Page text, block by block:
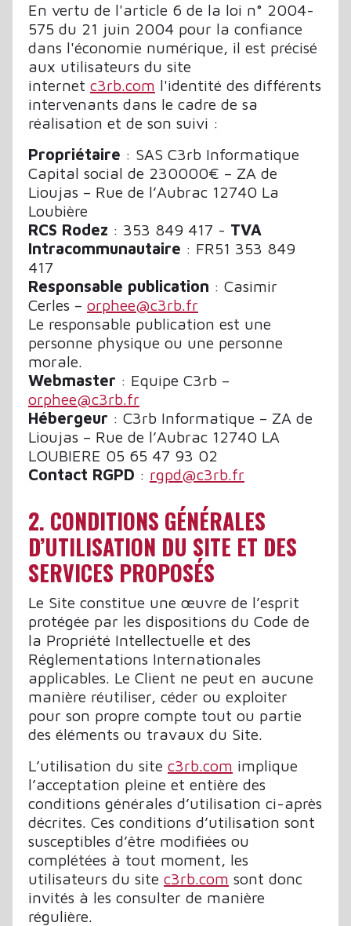
En vertu de l'article 6 de la loi n° 2004-
575 du 21 juin 2004 pour la confiance
dans l'économie numérique, il est précisé
aux utilisateurs du site
internet c3rb.com l'identité des différents
intervenants dans le cadre de sa
réalisation et de son suivi :
Propriétaire : SAS C3rb Informatique
Capital social de 230000€ – ZA de
Lioujas – Rue de l’Aubrac 12740 La
Loubière
RCS Rodez : 353 849 417 - TVA
Intracommunautaire : FR51 353 849
417
Responsable publication : Casimir
Cerles – orphee@c3rb.fr
Le responsable publication est une
personne physique ou une personne
morale.
Webmaster : Equipe C3rb –
orphee@c3rb.fr
Hébergeur : C3rb Informatique – ZA de
Lioujas – Rue de l’Aubrac 12740 LA
LOUBIERE 05 65 47 93 02
Contact RGPD : rgpd@c3rb.fr
2. CONDITIONS GÉNÉRALES
D’UTILISATION DU SITE ET DES
SERVICES PROPOSÉS
Le Site constitue une œuvre de l’esprit
protégée par les dispositions du Code de
la Propriété Intellectuelle et des
Réglementations Internationales
applicables. Le Client ne peut en aucune
manière réutiliser, céder ou exploiter
pour son propre compte tout ou partie
des éléments ou travaux du Site.
L’utilisation du site c3rb.com implique
l’acceptation pleine et entière des
conditions générales d’utilisation ci-après
décrites. Ces conditions d’utilisation sont
susceptibles d’être modifiées ou
complétées à tout moment, les
utilisateurs du site c3rb.com sont donc
invités à les consulter de manière
régulière.